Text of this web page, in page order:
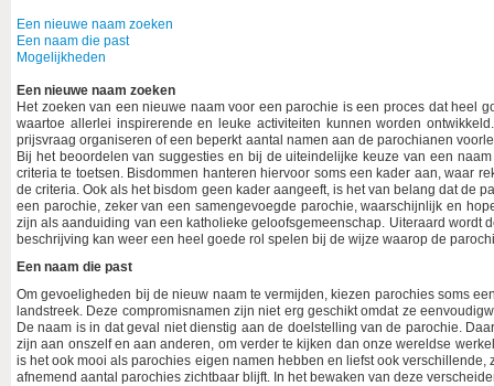
Een nieuwe naam zoeken
Een naam die past
Mogelijkheden
Een nieuwe naam zoeken
Het zoeken van een nieuwe naam voor een parochie is een proces dat heel
waartoe allerlei inspirerende en leuke activiteiten kunnen worden
prijsvraag organiseren of een beperkt aantal namen aan de parochianen
Bij het beoordelen van suggesties en bij de uiteindelijke keuze van een
criteria te toetsen. Bisdommen hanteren hiervoor soms een kader aan, waar
de criteria. Ook als het bisdom geen kader aangeeft, is het van belang dat de
een parochie, zeker van een samengevoegde parochie, waarschijnlijk en
zijn als aanduiding van een katholieke geloofsgemeenschap. Uiteraard wordt
beschrijving kan weer een heel goede rol spelen bij de wijze waarop de
Een naam die past
Om gevoeligheden bij de nieuw naam te vermijden, kiezen parochies soms
landstreek. Deze compromisnamen zijn niet erg geschikt omdat ze
De naam is in dat geval niet dienstig aan de doelstelling van de parochie.
zijn aan onszelf en aan anderen, om verder te kijken dan onze wereldse
is het ook mooi als parochies eigen namen hebben en liefst ook
afnemend aantal parochies zichtbaar blijft. In het bewaken van deze